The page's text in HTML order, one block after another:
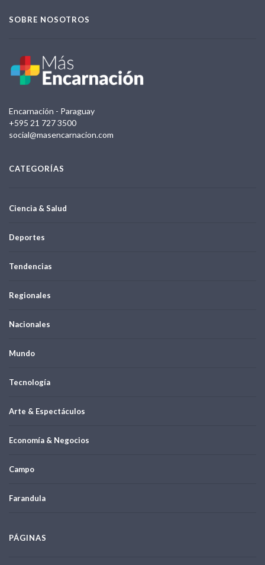
SOBRE NOSOTROS
Encarnación - Paraguay
+595 21 727 3500
social@masencarnacion.com
CATEGORÍAS
Ciencia & Salud
Deportes
Tendencias
Regionales
Nacionales
Mundo
Tecnología
Arte & Espectáculos
Economía & Negocios
Campo
Farandula
PÁGINAS